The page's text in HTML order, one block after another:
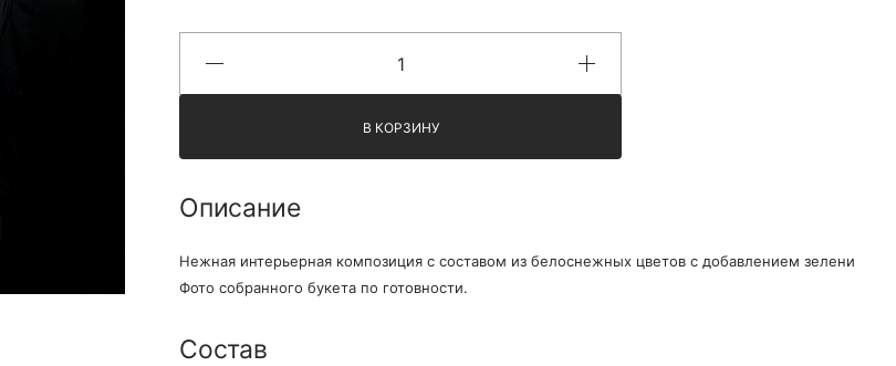
В КОРЗИНУ
Описание
Нежная интерьерная композиция с составом из белоснежных цветов с добавлением зелени
Фото собранного букета по готовности.
Состав
Я принимаю Политику конфиденциальности и
продаем ваши данные и храним их в безопасности